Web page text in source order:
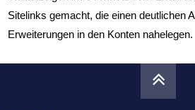
Sitelinks gemacht, die einen deutlichen
Erweiterungen in den Konten nahelegen.